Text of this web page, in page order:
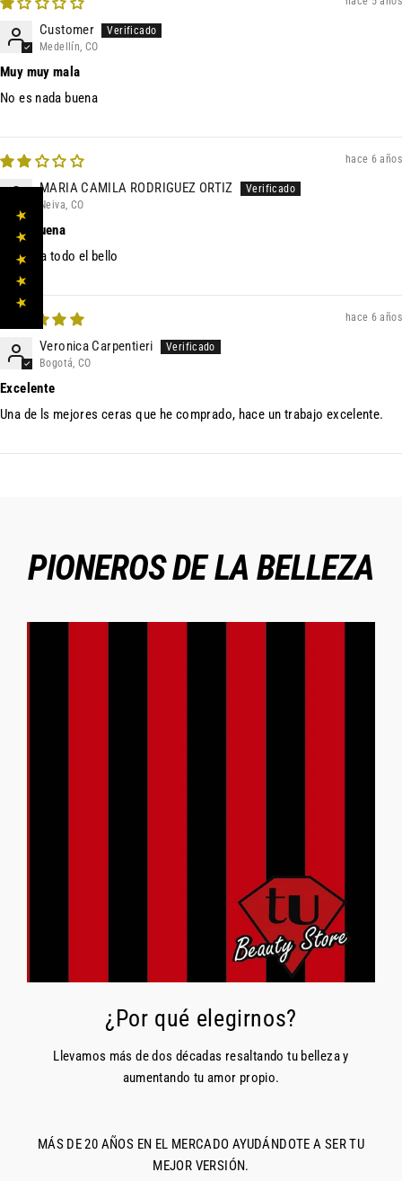
Customer
Medellín, CO
Muy muy mala
No es nada buena
hace 6 años
MARIA CAMILA RODRIGUEZ ORTIZ
Neiva, CO
no es buena
no retira todo el bello
hace 6 años
Veronica Carpentieri
Bogotá, CO
Excelente
Una de ls mejores ceras que he comprado, hace un trabajo excelente.
PIONEROS DE LA BELLEZA
¿Por qué elegirnos?
Llevamos más de dos décadas resaltando tu belleza y
aumentando tu amor propio.
MÁS DE 20 AÑOS EN EL MERCADO AYUDÁNDOTE A SER TU
MEJOR VERSIÓN.
★ ★ ★ ★ ★